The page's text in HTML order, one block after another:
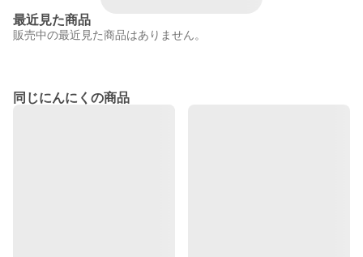
最近見た商品
販売中の最近見た商品はありません。
同じにんにくの商品